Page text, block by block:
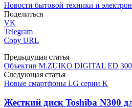
Новости бытовой техники и
Поделиться
VK
Telegram
Copy URL
Предыдущая статья
Объектив M.ZUIKO DIGITAL ED 300
Следующая статья
Новые смартфоны LG серии K
Жесткий диск Toshiba N300